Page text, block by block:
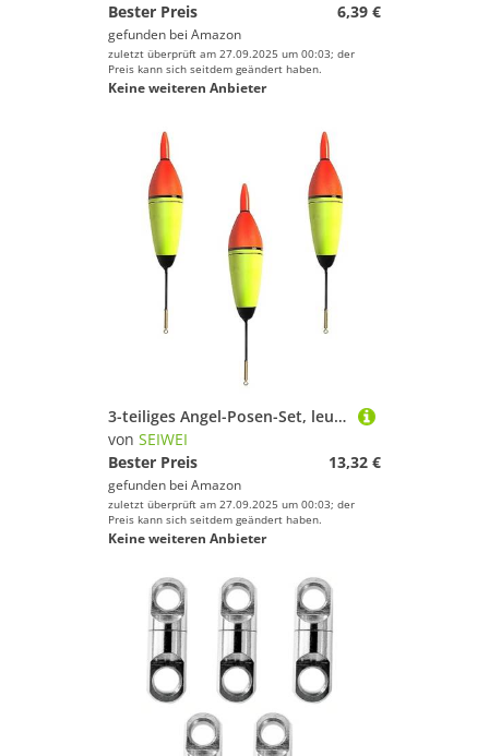
Bester Preis
6,39 €
gefunden bei Amazon
zuletzt überprüft am 27.09.2025 um 00:03; der
Preis kann sich seitdem geändert haben.
Keine weiteren Anbieter
3-teiliges Angel-Posen-Set, leuchtende Angel-Schwimmer, Nachtangeln, EVA-Schaum-Posen mit roter LED, für Hecht, Karpfen, Barsch, 20 g
von SEIWEI
Bester Preis
13,32 €
gefunden bei Amazon
zuletzt überprüft am 27.09.2025 um 00:03; der
Preis kann sich seitdem geändert haben.
Keine weiteren Anbieter